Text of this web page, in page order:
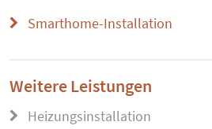
Smarthome-Installation
Weitere Leistungen
Heizungsinstallation